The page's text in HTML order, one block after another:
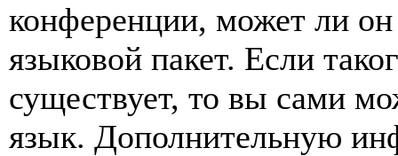
конференции, может ли
языковой пакет. Если
существует, то вы сами
язык. Дополнительную